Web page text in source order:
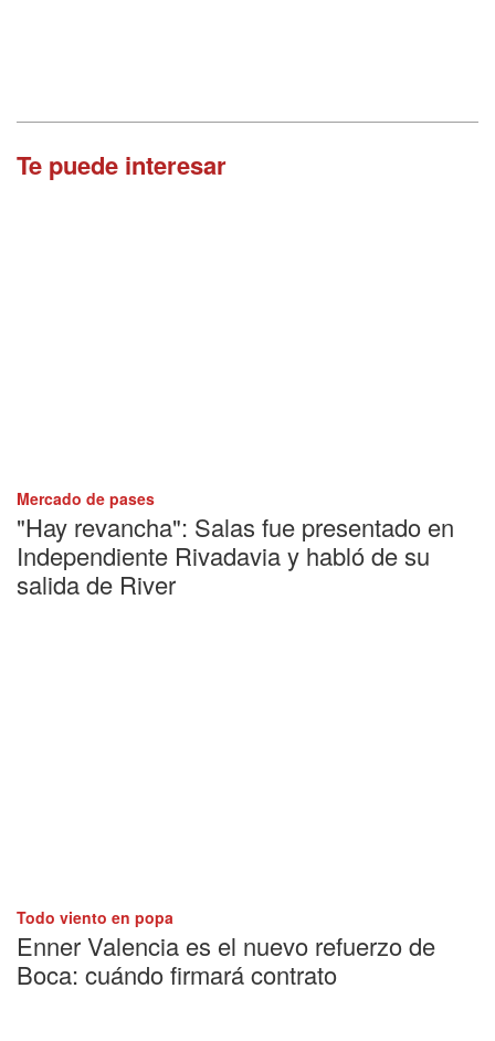
Te puede interesar
Mercado de pases
"Hay revancha": Salas fue presentado en
Independiente Rivadavia y habló de su
salida de River
Todo viento en popa
Enner Valencia es el nuevo refuerzo de
Boca: cuándo firmará contrato